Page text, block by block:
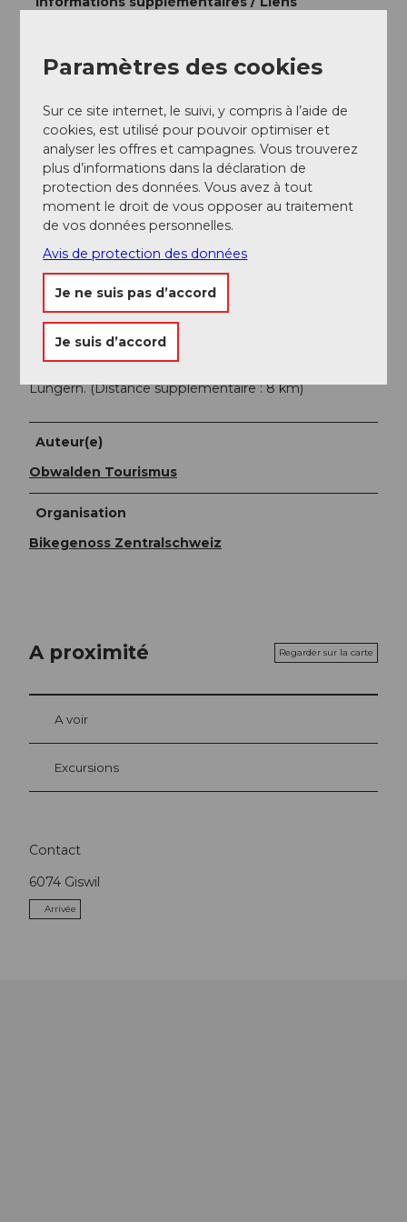
Vieille église : Après l’inondation de 1629, une partie de
été reconstruite en 1935.
Scierie à maillets : Une scierie à maillets unique a été
reconstituée à partir d’anciens plans et pièces
d’origine, et peut être visitée.
Chapelle du Saint-Sacrement : Après un vol dans une
église à Lungern, les voleurs se sont réfugiés dans la
forêt du Saint-Sacrement. À l’endroit où ils ont jeté les
hosties, une source a commencé à jaillir.
Variante(s) :
Variante A : Visite de la chapelle du Saint-Sacrement
(Dénivelé supplémentaire : 80 m)
Lungern. (Distance supplémentaire : 8 km)
Auteur(e)
Obwalden Tourismus
Organisation
Bikegenoss Zentralschweiz
A proximité Regarder sur la carte
A voir
Excursions
Contact
6074 Giswil
Arrivée
Paramètres des cookies
Sur ce site internet, le suivi, y compris à l’aide de
cookies, est utilisé pour pouvoir optimiser et
analyser les offres et campagnes. Vous trouverez
plus d’informations dans la déclaration de
protection des données. Vous avez à tout
moment le droit de vous opposer au traitement
de vos données personnelles.
Avis de protection des données
Je ne suis pas d’accord
Je suis d’accord